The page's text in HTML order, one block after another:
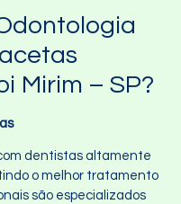
Mirim – SP?
dentistas altamente
o melhor tratamento
são especializados